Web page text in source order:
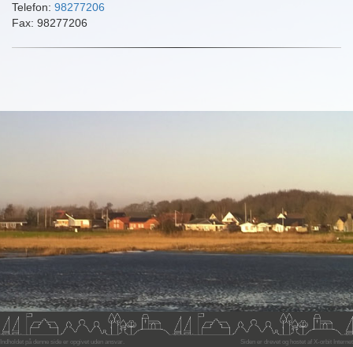
Telefon: 98277206
Fax: 98277206
Indholdet på denne side er opgivet uden ansvar. Siden er drevet og hostet af X-orbit Internet